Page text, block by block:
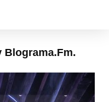
Blograma.Fm.